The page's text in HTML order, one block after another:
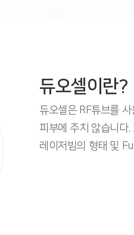
듀오셀이란?
듀오셀은 RF튜브를
피부에 주치 않습니다
레이저빔의 형태 및